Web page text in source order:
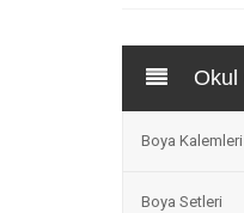
Okul
Boya Kalemleri
Boya Setleri